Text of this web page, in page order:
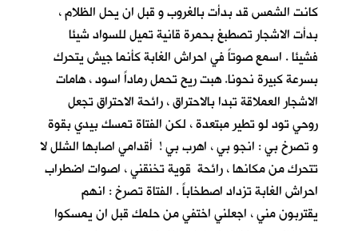
كانت الشمس قد بدأت بالغروب و قبل ان يحل الظلام ،
بدأت الاشجار تصطبغ بحمرة قانية تميل للسواد شيئا
فشيئا . اسمع صوتاً في احراش الغابة كأنما جيش يتحرك
بسرعة كبيرة نحونا. هبت ريح تحمل رماداً اسود ، هامات
الاشجار العملاقة تبدا بالاحتراق ، رائحة الاحتراق تجعل
روحي تود لو تطير مبتعدة ، لكن الفتاة تمسك بيدي بقوة
و تصرخ بي : انجو بي ، اهرب بي ! أقدامي اصابها الشلل لا
تتحرك من مكانها ، رائحة قوية تخنقني ، اصوات اضطراب
احراش الغابة تزداد اصطخاباً . الفتاة تصرخ : انهم
يقتربون مني ، اجعلني اختفي من حلمك قبل ان يمسكوا